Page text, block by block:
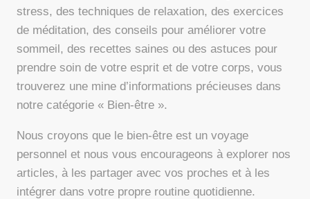
stress, des techniques de relaxation, des exercices
de méditation, des conseils pour améliorer votre
sommeil, des recettes saines ou des astuces pour
prendre soin de votre esprit et de votre corps, vous
trouverez une mine d’informations précieuses dans
notre catégorie « Bien-être ».
Nous croyons que le bien-être est un voyage
personnel et nous vous encourageons à explorer nos
articles, à les partager avec vos proches et à les
intégrer dans votre propre routine quotidienne.